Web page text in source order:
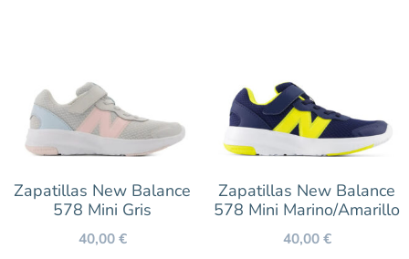
Zapatillas New Balance
578 Mini Gris
40,00€
Zapatillas New Balance
578 Mini Marino/Amarillo
40,00€